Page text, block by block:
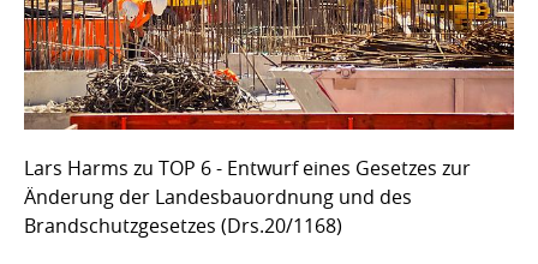
Lars Harms zu TOP 6 - Entwurf eines Gesetzes zur
Änderung der Landesbauordnung und des
Brandschutzgesetzes (Drs.20/1168)